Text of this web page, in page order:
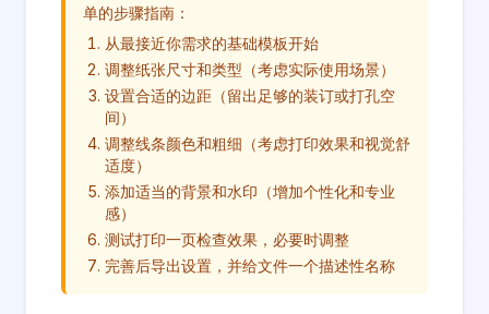
单的步骤指南：
从最接近你需求的基础模板开始
调整纸张尺寸和类型（考虑实际使用场景）
设置合适的边距（留出足够的装订或打孔空
间）
调整线条颜色和粗细（考虑打印效果和视觉舒
适度）
添加适当的背景和水印（增加个性化和专业
感）
测试打印一页检查效果，必要时调整
完善后导出设置，并给文件一个描述性名称